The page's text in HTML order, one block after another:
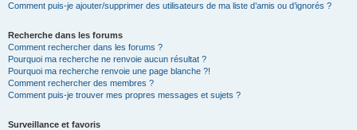
Comment puis-je ajouter/supprimer des utilisateurs de ma liste d’amis ou d’ignorés ?
Recherche dans les forums
Comment rechercher dans les forums ?
Pourquoi ma recherche ne renvoie aucun résultat ?
Pourquoi ma recherche renvoie une page blanche ?!
Comment rechercher des membres ?
Comment puis-je trouver mes propres messages et sujets ?
Surveillance et favoris